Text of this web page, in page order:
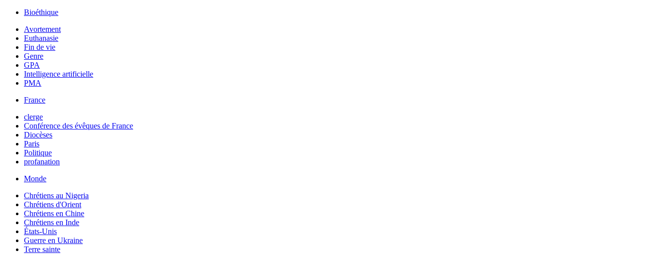
Bioéthique
Avortement
Euthanasie
Fin de vie
Genre
GPA
Intelligence artificielle
PMA
France
clerge
Conférence des évêques de France
Diocèses
Paris
Politique
profanation
Monde
Chrétiens au Nigeria
Chrétiens d'Orient
Chrétiens en Chine
Chrétiens en Inde
États-Unis
Guerre en Ukraine
Terre sainte